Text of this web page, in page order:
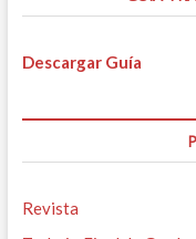
Descargar Guía
Revista